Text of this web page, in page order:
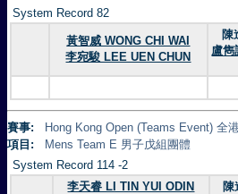
System Record 82
黃智威 WONG CHI WAI
李宛駿 LEE UEN CHUN
陳
盧雋
賽事:
Hong Kong Open (Teams Event) 全
項目:
Mens Team E 男子戊組團體
System Record 114 -2
李天睿 LI TIN YUI ODIN
陳